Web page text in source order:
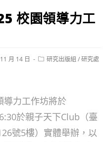
校園領導力工
月 14 日
Post研究出版組 /研究處
導力工作坊將於
於親子天下Club（臺
號5樓）實體舉辦，以